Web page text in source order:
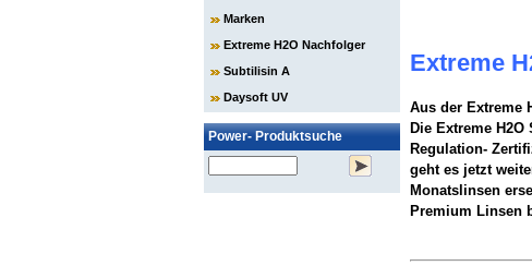
Marken
Extreme H2O Nachfolger
Subtilisin A
Daysoft UV
Power- Produktsuche
Extreme
Aus der Extreme
Die Extreme
Regulation-
geht es jetzt
Monatslinsen
Premium Linsen